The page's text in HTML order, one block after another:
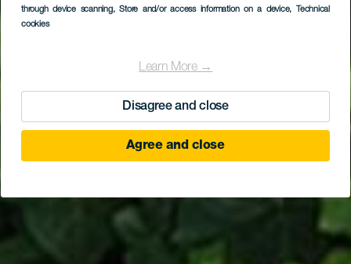
through device scanning, Store and/or access information on a device, Technical
cookies
Learn More →
Disagree and close
Agree and close
Pepita la de las flores